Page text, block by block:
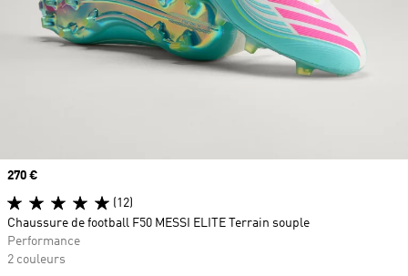
Prix
270 €
(12)
Chaussure de football F50 MESSI ELITE Terrain souple
Performance
2 couleurs